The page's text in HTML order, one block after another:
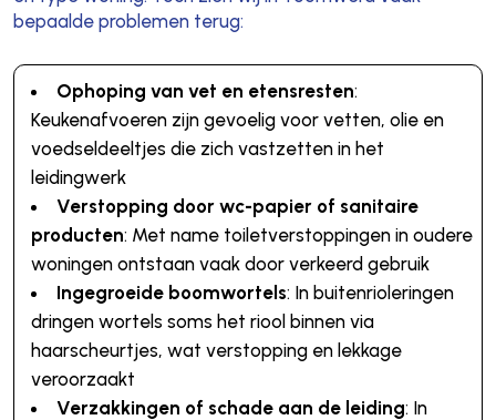
bepaalde problemen terug:
Ophoping van vet en etensresten:
Keukenafvoeren zijn gevoelig voor vetten, olie en
voedseldeeltjes die zich vastzetten in het
leidingwerk
Verstopping door wc-papier of sanitaire
producten: Met name toiletverstoppingen in oudere
woningen ontstaan vaak door verkeerd gebruik
Ingegroeide boomwortels: In buitenrioleringen
dringen wortels soms het riool binnen via
haarscheurtjes, wat verstopping en lekkage
veroorzaakt
Verzakkingen of schade aan de leiding: In